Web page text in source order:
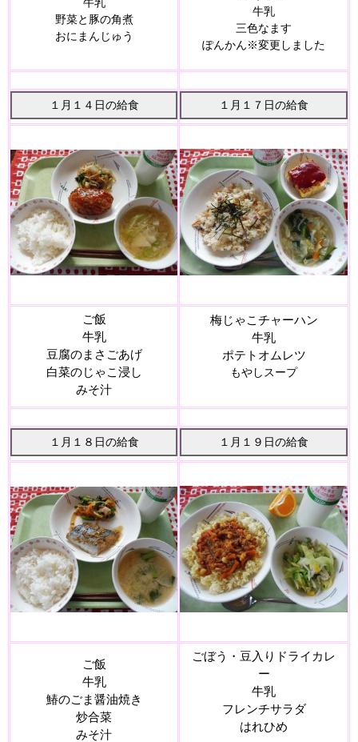
野菜と豚の角煮
おにまんじゅう
牛乳
三色なます
ぽんかん※変更しました
１月１４日の給食 １月１７日の給食
ご飯
牛乳
豆腐のまさごあげ
白菜のじゃこ浸し
みそ汁
梅じゃこチャーハン
牛乳
ポテトオムレツ
もやしスープ
１月１８日の給食 １月１９日の給食
ご飯
牛乳
鰆のごま醤油焼き
炒合菜
みそ汁
ごぼう・豆入りドライカレ
ー
牛乳
フレンチサラダ
はれひめ